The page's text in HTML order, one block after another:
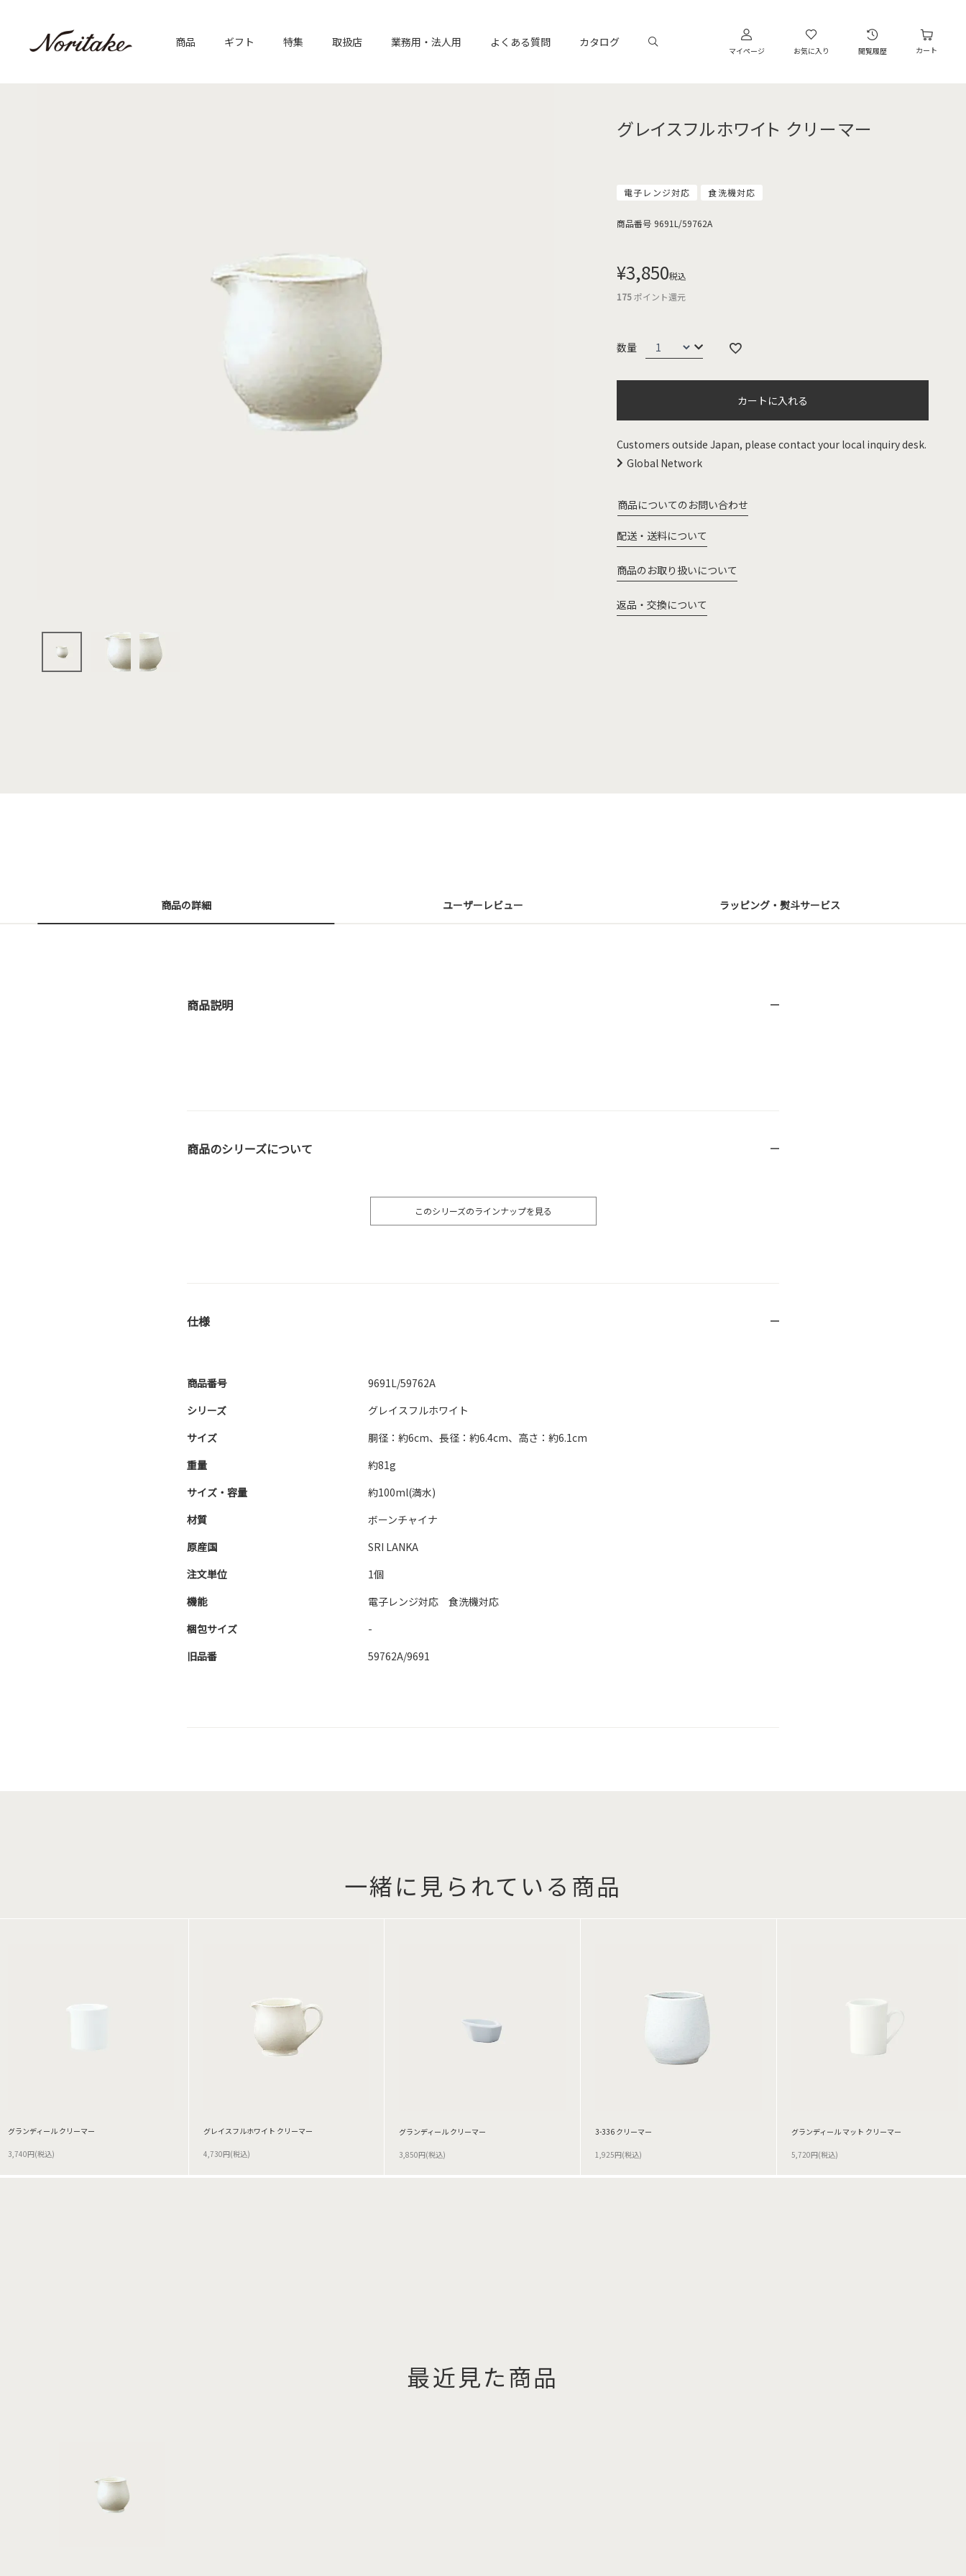
商品 ギフト 特集 取扱店 業務用・法人用 よくある質問 カタログ
マイページ お気に入り 閲覧履歴 カート
グレイスフルホワイト クリーマー
電子レンジ対応 食洗機対応
商品番号 9691L/59762A
¥3,850税込
175ポイント還元
カートに入れる
Customers outside Japan, please contact your local inquiry desk.
Global Network
商品についてのお問い合わせ
配送・送料について
商品のお取り扱いについて
返品・交換について
商品の詳細 ユーザーレビュー ラッピング・熨斗サービス
商品説明
商品のシリーズについて
このシリーズのラインナップを見る
仕様
商品番号
9691L/59762A
シリーズ
グレイスフルホワイト
サイズ
胴径：約6cm、長径：約6.4cm、高さ：約6.1cm
重量
約81g
サイズ・容量
約100ml(満水)
材質
ボーンチャイナ
原産国
SRI LANKA
注文単位
1個
機能
電子レンジ対応 食洗機対応
梱包サイズ
-
旧品番
59762A/9691
一緒に見られている商品
グランディール クリーマー
3,740円(税込)
グレイスフルホワイト クリーマー
4,730円(税込)
グランディール クリーマー
3,850円(税込)
3-336 クリーマー
1,925円(税込)
グランディール マット クリーマー
5,720円(税込)
最近見た商品